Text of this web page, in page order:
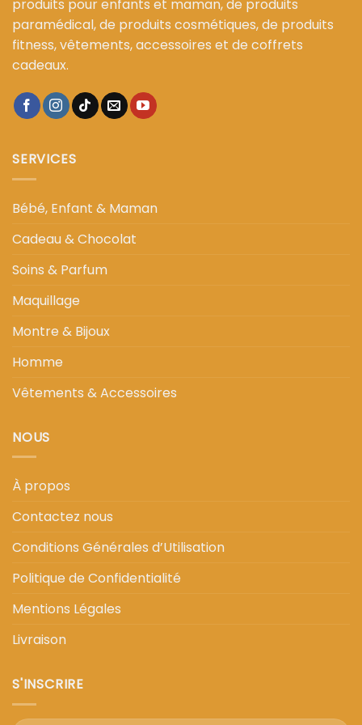
produits pour enfants et maman, de produits
paramédical, de produits cosmétiques, de produits
fitness, vêtements, accessoires et de coffrets
cadeaux.
SERVICES
Bébé, Enfant & Maman
Cadeau & Chocolat
Soins & Parfum
Maquillage
Montre & Bijoux
Homme
Vêtements & Accessoires
NOUS
À propos
Contactez nous
Conditions Générales d’Utilisation
Politique de Confidentialité
Mentions Légales
Livraison
S'INSCRIRE